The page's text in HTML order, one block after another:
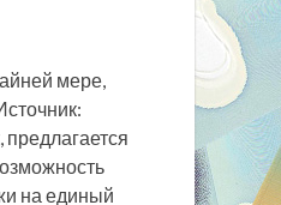
мере,
на единый